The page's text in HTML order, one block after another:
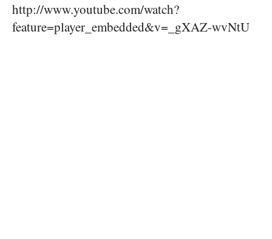
http://www.youtube.com/watch?
feature=player_embedded&v=_gXAZ-wvNtU